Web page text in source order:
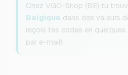
Chez VGO-Shop (BE) tu
Belgique dans des valeurs
reçois tes codes en
par e-mail!